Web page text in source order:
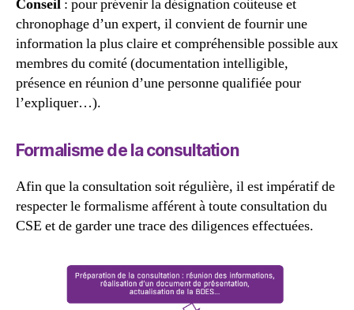
Conseil : pour prévenir la désignation coûteuse et
chronophage d’un expert, il convient de fournir une
information la plus claire et compréhensible possible aux
membres du comité (documentation intelligible,
présence en réunion d’une personne qualifiée pour
l’expliquer…).
Formalisme de la consultation
Afin que la consultation soit régulière, il est impératif de
respecter le formalisme afférent à toute consultation du
CSE et de garder une trace des diligences effectuées.